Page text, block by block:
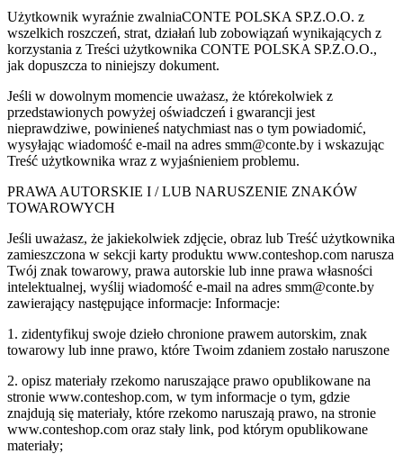
Użytkownik wyraźnie zwalniaCONTE POLSKA SP.Z.O.O. z
wszelkich roszczeń, strat, działań lub zobowiązań wynikających z
korzystania z Treści użytkownika CONTE POLSKA SP.Z.O.O.,
jak dopuszcza to niniejszy dokument.
Jeśli w dowolnym momencie uważasz, że którekolwiek z
przedstawionych powyżej oświadczeń i gwarancji jest
nieprawdziwe, powinieneś natychmiast nas o tym powiadomić,
wysyłając wiadomość e-mail na adres smm@conte.by i wskazując
Treść użytkownika wraz z wyjaśnieniem problemu.
PRAWA AUTORSKIE I / LUB NARUSZENIE ZNAKÓW
TOWAROWYCH
Jeśli uważasz, że jakiekolwiek zdjęcie, obraz lub Treść użytkownika
zamieszczona w sekcji karty produktu www.conteshop.com narusza
Twój znak towarowy, prawa autorskie lub inne prawa własności
intelektualnej, wyślij wiadomość e-mail na adres smm@conte.by
zawierający następujące informacje: Informacje:
1. zidentyfikuj swoje dzieło chronione prawem autorskim, znak
towarowy lub inne prawo, które Twoim zdaniem zostało naruszone
2. opisz materiały rzekomo naruszające prawo opublikowane na
stronie www.conteshop.com, w tym informacje o tym, gdzie
znajdują się materiały, które rzekomo naruszają prawo, na stronie
www.conteshop.com oraz stały link, pod którym opublikowane
materiały;